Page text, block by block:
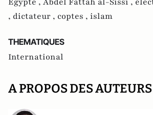
, dictateur , coptes , islam
THEMATIQUES
International
A PROPOS DES AUTEURS